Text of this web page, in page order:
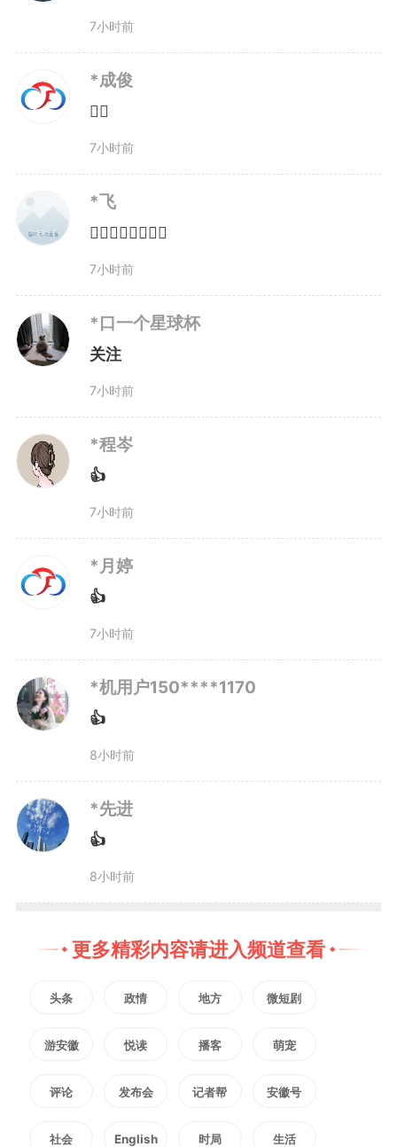
7小时前
*成俊
👍🏻
7小时前
*飞
👍🏻👍🏻👍🏻👍🏻
7小时前
*口一个星球杯
关注
7小时前
*程岑
👍
7小时前
*月婷
👍
7小时前
*机用户150****1170
👍
8小时前
*先进
👍
8小时前
更多精彩内容请进入频道查看
头条 政情 地方 微短剧
游安徽 悦读 播客 萌宠
评论 发布会 记者帮 安徽号
社会 English 时局 生活